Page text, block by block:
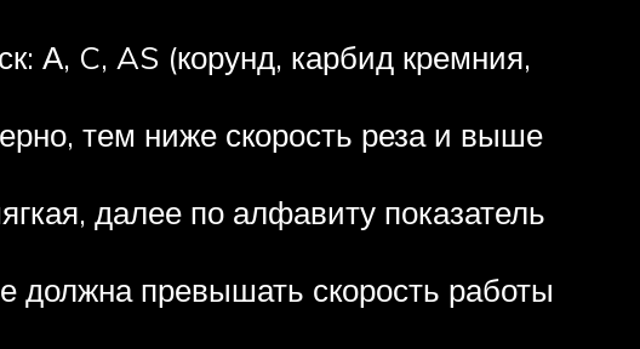
А, C, AS (корунд, карбид кремния,
тем ниже скорость реза и выше
далее по алфавиту показатель
должна превышать скорость работы